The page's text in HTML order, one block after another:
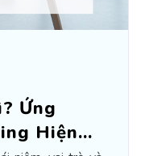
Ứng
Hiện